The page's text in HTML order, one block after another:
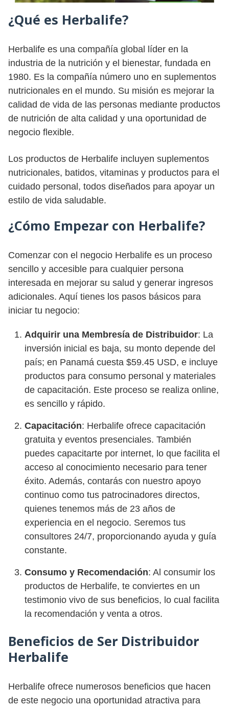
¿Qué es Herbalife?
Herbalife es una compañía global líder en la
industria de la nutrición y el bienestar, fundada en
1980. Es la compañía número uno en suplementos
nutricionales en el mundo. Su misión es mejorar la
calidad de vida de las personas mediante productos
de nutrición de alta calidad y una oportunidad de
negocio flexible.
Los productos de Herbalife incluyen suplementos
nutricionales, batidos, vitaminas y productos para el
cuidado personal, todos diseñados para apoyar un
estilo de vida saludable.
¿Cómo Empezar con Herbalife?
Comenzar con el negocio Herbalife es un proceso
sencillo y accesible para cualquier persona
interesada en mejorar su salud y generar ingresos
adicionales. Aquí tienes los pasos básicos para
iniciar tu negocio:
Adquirir una Membresía de Distribuidor: La
inversión inicial es baja, su monto depende del
país; en Panamá cuesta $59.45 USD, e incluye
productos para consumo personal y materiales
de capacitación. Este proceso se realiza online,
es sencillo y rápido.
Capacitación: Herbalife ofrece capacitación
gratuita y eventos presenciales. También
puedes capacitarte por internet, lo que facilita el
acceso al conocimiento necesario para tener
éxito. Además, contarás con nuestro apoyo
continuo como tus patrocinadores directos,
quienes tenemos más de 23 años de
experiencia en el negocio. Seremos tus
consultores 24/7, proporcionando ayuda y guía
constante.
Consumo y Recomendación: Al consumir los
productos de Herbalife, te conviertes en un
testimonio vivo de sus beneficios, lo cual facilita
la recomendación y venta a otros.
Beneficios de Ser Distribuidor
Herbalife
Herbalife ofrece numerosos beneficios que hacen
de este negocio una oportunidad atractiva para